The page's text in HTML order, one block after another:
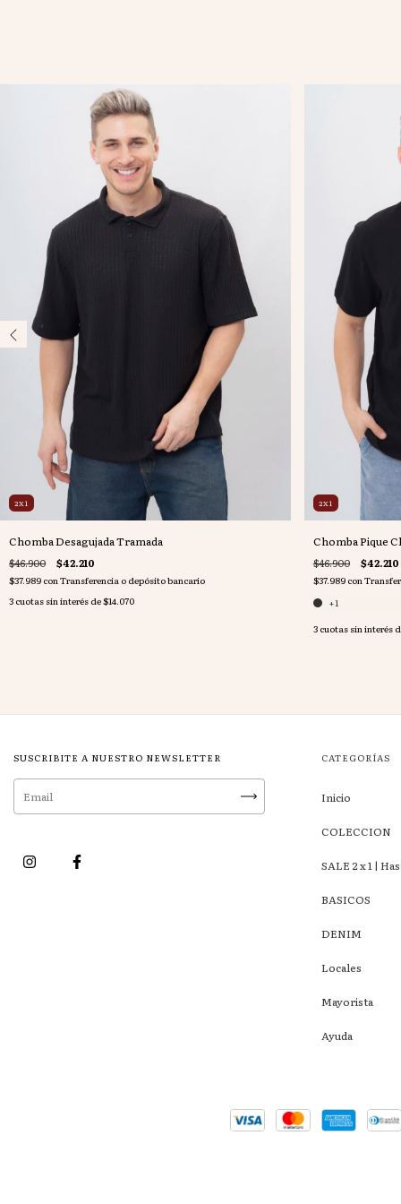
2X1
Chomba Desagujada Tramada
$46.900 $42.210
$37.989 con Transferencia o depósito bancario
3 cuotas sin interés de$14.070
2X1
Chomba Pique
$46.900 $42.210
$37.989 con
+1
3 cuotas sin interés
SUSCRIBITE A NUESTRO NEWSLETTER CATEGORÍAS
Inicio
COLECCION
SALE 2 x 1 |
BASICOS
DENIM
Locales
Mayorista
Ayuda